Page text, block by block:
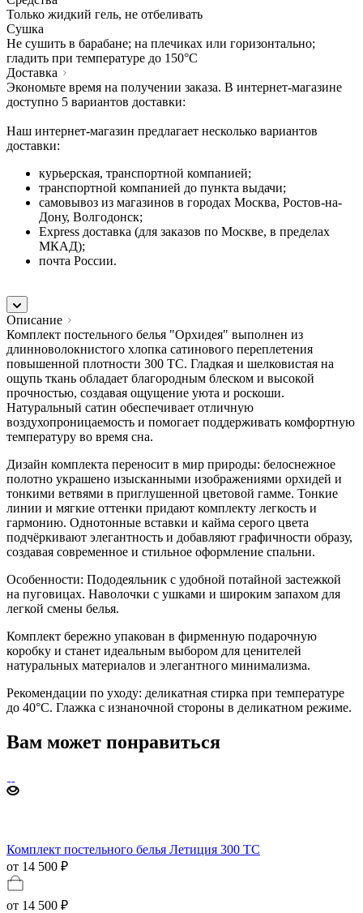
Только жидкий гель, не отбеливать
Сушка
Не сушить в барабане; на плечиках или горизонтально;
гладить при температуре до 150°C
Доставка
Экономьте время на получении заказа. В интернет-магазине
доступно 5 вариантов доставки:
Наш интернет-магазин предлагает несколько вариантов
доставки:
курьерская, транспортной компанией;
транспортной компанией до пункта выдачи;
самовывоз из магазинов в городах Москва, Ростов-на-
Дону, Волгодонск;
Express доставка (для заказов по Москве, в пределах
МКАД);
почта России.
Описание
Комплект постельного белья "Орхидея" выполнен из
длинноволокнистого хлопка сатинового переплетения
повышенной плотности 300 ТС. Гладкая и шелковистая на
ощупь ткань обладает благородным блеском и высокой
прочностью, создавая ощущение уюта и роскоши.
Натуральный сатин обеспечивает отличную
воздухопроницаемость и помогает поддерживать комфортную
температуру во время сна.
Дизайн комплекта переносит в мир природы: белоснежное
полотно украшено изысканными изображениями орхидей и
тонкими ветвями в приглушенной цветовой гамме. Тонкие
линии и мягкие оттенки придают комплекту легкость и
гармонию. Однотонные вставки и кайма серого цвета
подчёркивают элегантность и добавляют графичности образу,
создавая современное и стильное оформление спальни.
Особенности: Пододеяльник с удобной потайной застежкой
на пуговицах. Наволочки с ушками и широким запахом для
легкой смены белья.
Комплект бережно упакован в фирменную подарочную
коробку и станет идеальным выбором для ценителей
натуральных материалов и элегантного минимализма.
Рекомендации по уходу: деликатная стирка при температуре
до 40°C. Глажка с изнаночной стороны в деликатном режиме.
Вам может понравиться
Комплект постельного белья Летиция 300 TC
от 14 500 ₽
от 14 500 ₽